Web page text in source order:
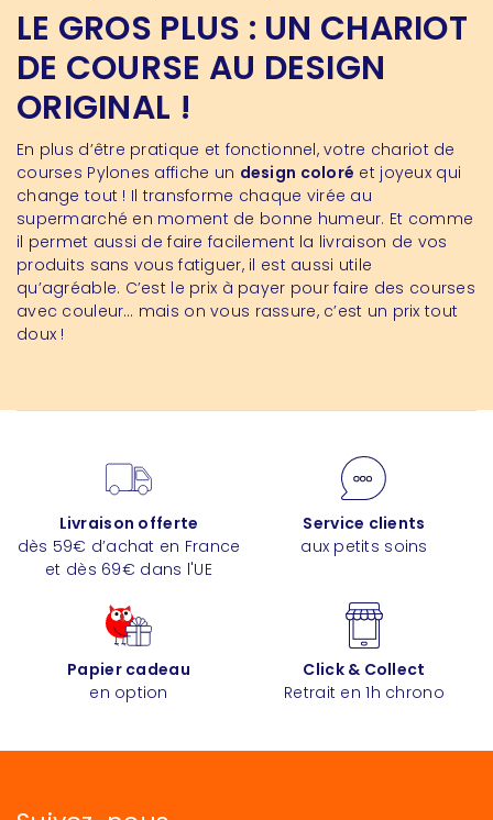
LE GROS PLUS : UN CHARIOT
DE COURSE AU DESIGN
ORIGINAL !
En plus d’être pratique et fonctionnel, votre chariot de
courses Pylones affiche un design coloré et joyeux qui
change tout ! Il transforme chaque virée au
supermarché en moment de bonne humeur. Et comme
il permet aussi de faire facilement la livraison de vos
produits sans vous fatiguer, il est aussi utile
qu’agréable. C’est le prix à payer pour faire des courses
avec couleur… mais on vous rassure, c’est un prix tout
doux !
Livraison offerte
dès 59€ d’achat en France
et dès 69€ dans l'UE
Service clients
aux petits soins
Papier cadeau
en option
Click & Collect
Retrait en 1h chrono